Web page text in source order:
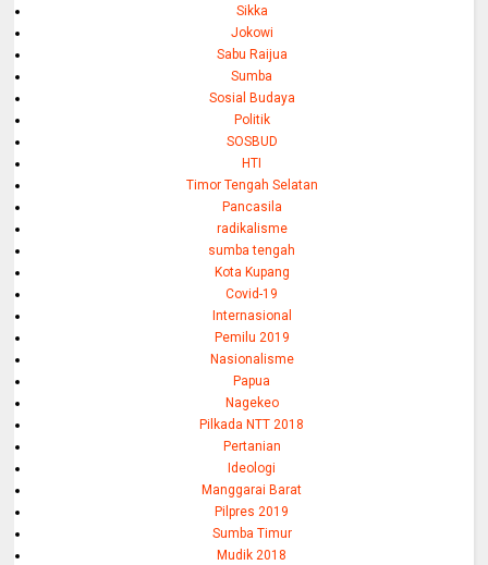
Sikka
Jokowi
Sabu Raijua
Sumba
Sosial Budaya
Politik
SOSBUD
HTI
Timor Tengah Selatan
Pancasila
radikalisme
sumba tengah
Kota Kupang
Covid-19
Internasional
Pemilu 2019
Nasionalisme
Papua
Nagekeo
Pilkada NTT 2018
Pertanian
Ideologi
Manggarai Barat
Pilpres 2019
Sumba Timur
Mudik 2018